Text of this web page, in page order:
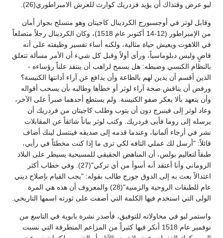
ليو عرض وقتذاك أن يؤيد فردريك كوارث للعرش الامبراطوري(26).
وقابل لوثر في أوجسبورج الكردينال كاجيتان وهو متسلح بجواز أمان
من الإمبراطور (12-14 أكتوبر عام 1518)، وكان الكردينال رجلاً متضلعاً
في اللاهوت ويعيش حياة مثالية، ولكنه أساء تفسير وظيفته على أنه
قاضٍ وليس دبلوماسياً، ورأى أولاً وقبل كل شيء أن الأمر مسألة تتعلق
بالنظام الكنسي وضبطه: هل يسمح لراهب أن ينتقد علناً رؤساءه -
الذين أقسم أن يدين لهم بالطاعة وأن يدافع عن آراء أدانتها الكنيسة؟
ورفض أن يناقش صحة آراء لوثر أو خطأها وطالبه بأن يسحب أقواله
وأن يتعهد بألا يعكر صفو الكنيسة. ولم يستطع أحدهما صبراً على الآخر،
وعاد لوثر إلى فينبرج دون أن يتوب وطلب كاجيتان من فردريك أن
يرسله إلى روما فأبى فردريك. وكتب لوثر بياناً شائقاً عن المقابلات
نشر في أرجاء ألمانيا، وعندما قدمه إلى صديقه فينتسل لينك أضاف
قائلاً: "أرسل لك عملي التافه لكي ترى ما إذا كنت مخطئاً في رأيي،
طبقاً لتعاليم بولس، أن المناهض الحقيقي للمسيحية يسيطر على البلاد
الروماني وأنا أعتقد أنه أسوأ من أي تركي"(27). وفي خطاب أكثر
اعتدالاً بعث به إلى الدوق جورج طالب بقوله: "يجب القيام بإصلاح ديني
عام للطبقات الروحية والزمنية"(28) والمعروف أن هذه هي المرة
الولى التي استخدم فيها الكلمة التي أضفت على ثورته اسمها التاريخي.
واستمر ليو في محاولاته للتوفيق، فأصدر نشرة بابوية في التاسع من
نوفمبر عام 1518 أنكر فيها كثيراً من المزاعم المتطرفة التي نسبت